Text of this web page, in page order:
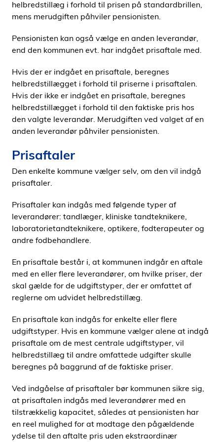
helbredstillæg i forhold til prisen på standardbrillen,
mens merudgiften påhviler pensionisten.
Pensionisten kan også vælge en anden leverandør,
end den kommunen evt. har indgået prisaftale med.
Hvis der er indgået en prisaftale, beregnes
helbredstillægget i forhold til priserne i prisaftalen.
Hvis der ikke er indgået en prisaftale, beregnes
helbredstillægget i forhold til den faktiske pris hos
den valgte leverandør. Merudgiften ved valget af en
anden leverandør påhviler pensionisten.
Prisaftaler
Den enkelte kommune vælger selv, om den vil indgå
prisaftaler.
Prisaftaler kan indgås med følgende typer af
leverandører: tandlæger, kliniske tandteknikere,
laboratorietandteknikere, optikere, fodterapeuter og
andre fodbehandlere.
En prisaftale består i, at kommunen indgår en aftale
med en eller flere leverandører, om hvilke priser, der
skal gælde for de udgiftstyper, der er omfattet af
reglerne om udvidet helbredstillæg.
En prisaftale kan indgås for enkelte eller flere
udgiftstyper. Hvis en kommune vælger alene at indgå
prisaftale om de mest centrale udgiftstyper, vil
helbredstillæg til andre omfattede udgifter skulle
beregnes på baggrund af de faktiske priser.
Ved indgåelse af prisaftaler bør kommunen sikre sig,
at prisaftalen indgås med leverandører med en
tilstrækkelig kapacitet, således at pensionisten har
en reel mulighed for at modtage den pågældende
ydelse til den aftalte pris uden ekstraordinær